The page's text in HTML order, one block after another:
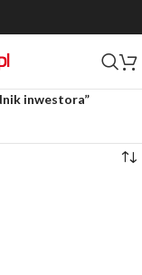
inwestora”